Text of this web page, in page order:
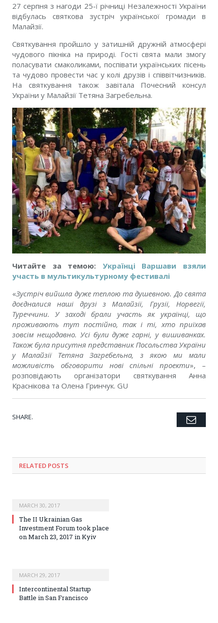
27 серпня з нагоди 25-ї річниці Незалежності України
відбулась святкова зустріч української громади в
Малайзії.
Святкування пройшло у затишній дружній атмосфері
чудового пікніка на природі. Гості свята мали змогу
поласувати смаколиками, поспівати українських пісень
та чудово провести час у колі друзів і співвітчизників.
На святкування також завітала Почесний консул
України у Малайзії Тетяна Загребельна.
Читайте за темою: Українці Варшави взяли
участь в мультикультурному фестивалі
«Зустріч вийшла дуже теплою та душевною. До свята
доєдналися наші друзі з Малайзії, Грузії, Норвегії,
Туреччини. У заході брали участь як українці, що
проживають тут постійно, так і ті, хто приїхав
зовсім нещодавно. Усі були дуже гарні, у вишиванках.
Також була присутня представник Посольства України
у Малайзії Тетяна Загребельна, з якою ми мали
можливість обговорити нові спільні проекти», –
розповідають організатори святкування Анна
Краснікова та Олена Гринчук. GU
SHARE. Twitter
Facebook
Google+
Pinterest
LinkedIn
Tumblr
RELATED POSTS
MARCH 30, 2017
The II Ukrainian Gas
Investment Forum took place
on March 23, 2017 in Kyiv
MARCH 29, 2017
Intercontinental Startup
Battle in San Francisco